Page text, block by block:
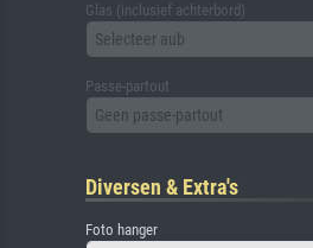
Glas (inclusief achterbord)
Selecteer aub
Passe-partout
Geen passe-partout
Diversen & Extra's
Foto hanger